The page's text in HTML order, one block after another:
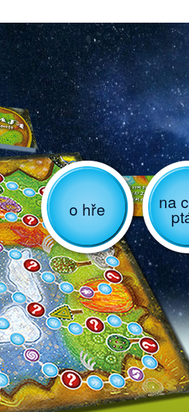
o hře na